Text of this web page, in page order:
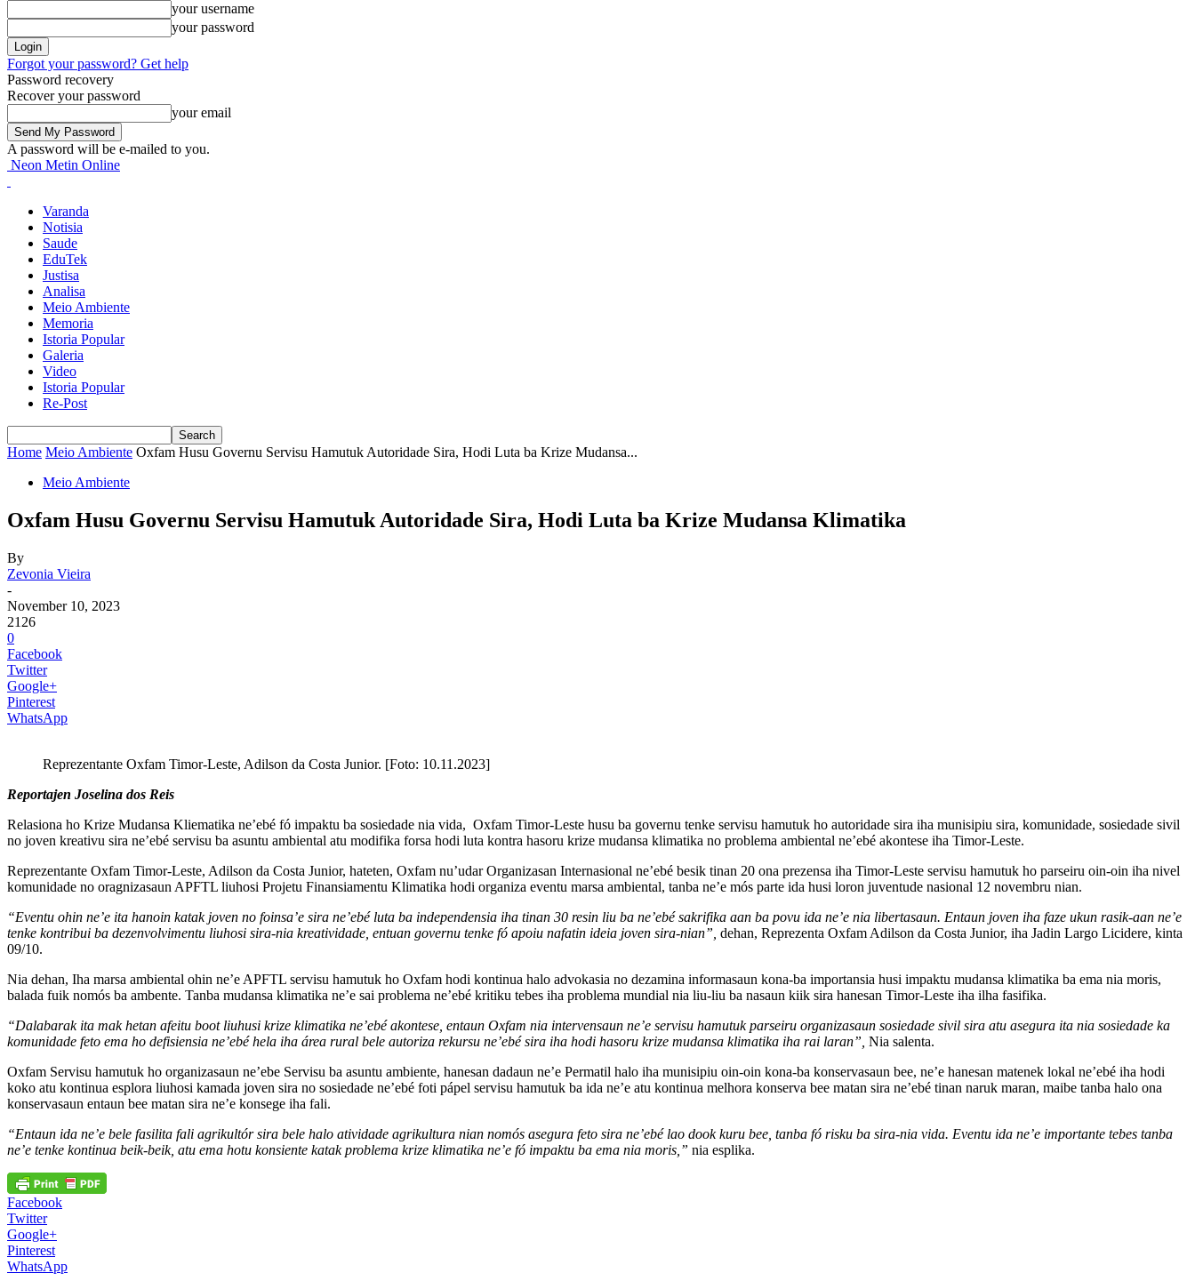
your username
your password
Forgot your password? Get help
Password recovery
Recover your password
your email
A password will be e-mailed to you.
Neon Metin Online
Varanda
Notisia
Saude
EduTek
Justisa
Analisa
Meio Ambiente
Memoria
Istoria Popular
Galeria
Video
Istoria Popular
Re-Post
Home Meio Ambiente Oxfam Husu Governu Servisu Hamutuk Autoridade Sira, Hodi Luta ba Krize Mudansa...
Meio Ambiente
Oxfam Husu Governu Servisu Hamutuk Autoridade Sira, Hodi Luta ba Krize Mudansa Klimatika
By
Zevonia Vieira
-
November 10, 2023
2126
0
Facebook
Twitter
Google+
Pinterest
WhatsApp
Reprezentante Oxfam Timor-Leste, Adilson da Costa Junior. [Foto: 10.11.2023]
Reportajen Joselina dos Reis
Relasiona ho Krize Mudansa Kliematika ne’ebé fó impaktu ba sosiedade nia vida, Oxfam Timor-Leste husu ba governu tenke servisu hamutuk ho autoridade sira iha munisipiu sira, komunidade, sosiedade sivil
no joven kreativu sira ne’ebé servisu ba asuntu ambiental atu modifika forsa hodi luta kontra hasoru krize mudansa klimatika no problema ambiental ne’ebé akontese iha Timor-Leste.
Reprezentante Oxfam Timor-Leste, Adilson da Costa Junior, hateten, Oxfam nu’udar Organizasan Internasional ne’ebé besik tinan 20 ona prezensa iha Timor-Leste servisu hamutuk ho parseiru oin-oin iha nivel
komunidade no oragnizasaun APFTL liuhosi Projetu Finansiamentu Klimatika hodi organiza eventu marsa ambiental, tanba ne’e mós parte ida husi loron juventude nasional 12 novembru nian.
“Eventu ohin ne’e ita hanoin katak joven no foinsa’e sira ne’ebé luta ba independensia iha tinan 30 resin liu ba ne’ebé sakrifika aan ba povu ida ne’e nia libertasaun. Entaun joven iha faze ukun rasik-aan ne’e
tenke kontribui ba dezenvolvimentu liuhosi sira-nia kreatividade, entuan governu tenke fó apoiu nafatin ideia joven sira-nian”, dehan, Reprezenta Oxfam Adilson da Costa Junior, iha Jadin Largo Licidere, kinta
09/10.
Nia dehan, Iha marsa ambiental ohin ne’e APFTL servisu hamutuk ho Oxfam hodi kontinua halo advokasia no dezamina informasaun kona-ba importansia husi impaktu mudansa klimatika ba ema nia moris,
balada fuik nomós ba ambente. Tanba mudansa klimatika ne’e sai problema ne’ebé kritiku tebes iha problema mundial nia liu-liu ba nasaun kiik sira hanesan Timor-Leste iha ilha fasifika.
“Dalabarak ita mak hetan afeitu boot liuhusi krize klimatika ne’ebé akontese, entaun Oxfam nia intervensaun ne’e servisu hamutuk parseiru organizasaun sosiedade sivil sira atu asegura ita nia sosiedade ka
komunidade feto ema ho defisiensia ne’ebé hela iha área rural bele autoriza rekursu ne’ebé sira iha hodi hasoru krize mudansa klimatika iha rai laran”, Nia salenta.
Oxfam Servisu hamutuk ho organizasaun ne’ebe Servisu ba asuntu ambiente, hanesan dadaun ne’e Permatil halo iha munisipiu oin-oin kona-ba konservasaun bee, ne’e hanesan matenek lokal ne’ebé iha hodi
koko atu kontinua esplora liuhosi kamada joven sira no sosiedade ne’ebé foti pápel servisu hamutuk ba ida ne’e atu kontinua melhora konserva bee matan sira ne’ebé tinan naruk maran, maibe tanba halo ona
konservasaun entaun bee matan sira ne’e konsege iha fali.
“Entaun ida ne’e bele fasilita fali agrikultór sira bele halo atividade agrikultura nian nomós asegura feto sira ne’ebé lao dook kuru bee, tanba fó risku ba sira-nia vida. Eventu ida ne’e importante tebes tanba
ne’e tenke kontinua beik-beik, atu ema hotu konsiente katak problema krize klimatika ne’e fó impaktu ba ema nia moris,” nia esplika.
Facebook
Twitter
Google+
Pinterest
WhatsApp